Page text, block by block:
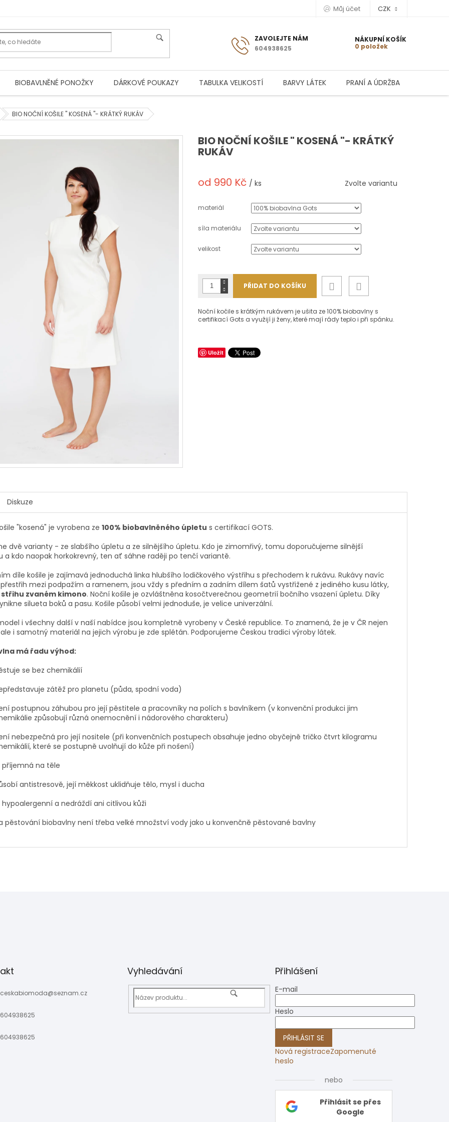
Můj účet CZK
604938625
NÁKUPNÍ KOŠÍK
0 položek
BIOBAVLNĚNÉ PONOŽKY DÁRKOVÉ POUKAZY TABULKA VELIKOSTÍ BARVY LÁTEK PRANÍ A ÚDRŽBA
BIO NOČNÍ KOŠILE " KOSENÁ "- KRÁTKÝ RUKÁV
BIO NOČNÍ KOŠILE " KOSENÁ "- KRÁTKÝ
RUKÁV
od 990 Kč / ks
cena:
Zvolte variantu
materiál
síla materiálu
velikost
PŘIDAT DO KOŠÍKU
Noční kočile s krátkým rukávem je ušita ze 100% biobavlny s
certifikací Gots a využijí ji ženy, které mají rády teplo i při spánku.
Uložit
Diskuze
"kosená" je vyrobena ze 100% biobavlněného úpletu s certifikací GOTS.
dvě varianty - ze slabšího úpletu a ze silnějšího úpletu. Kdo je zimomřivý, tomu doporučujeme silnější
a kdo naopak horkokrevný, ten ať sáhne raději po tenčí variantě.
díle košile je zajímavá jednoduchá linka hlubšího lodičkového výstřihu s přechodem k rukávu. Rukávy navíc
mezi podpažím a ramenem, jsou vždy s předním a zadním dílem šatů vystřižené z jediného kusu látky,
zvaném kimono. Noční košile je ozvláštněna kosočtverečnou geometrií bočního vsazení úpletu. Díky
silueta boků a pasu. Košile působí velmi jednoduše, je velice univerzální.
i všechny další v naší nabídce jsou kompletně vyrobeny v České republice. To znamená, že je v ČR nejen
i samotný materiál na jejich výrobu je zde splétán. Podporujeme Českou tradici výroby látek.
má řadu výhod:
se bez chemikálií
zátěž pro planetu (půda, spodní voda)
postupnou záhubou pro její pěstitele a pracovníky na polích s bavlníkem (v konvenční produkci jim
způsobují různá onemocnění i nádorového charakteru)
nebezpečná pro její nositele (při konvenčních postupech obsahuje jedno obyčejně tričko čtvrt kilogramu
které se postupně uvolňují do kůže při nošení)
příjemná na těle
antistresově, její měkkost uklidňuje tělo, mysl i ducha
hypoalergenní a nedráždí ani citlivou kůži
pěstování biobavlny není třeba velké množství vody jako u konvenčně pěstované bavlny
ceskabiomoda@seznam.cz
604938625
604938625
Vyhledávání Přihlášení
E-mail
Heslo
PŘIHLÁSIT SE
Nová registraceZapomenuté
heslo
nebo
Přihlásit se přes
Google